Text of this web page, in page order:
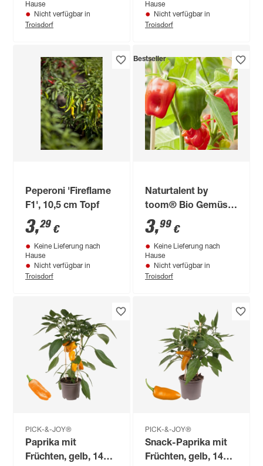
Hause
Nicht verfügbar in
Troisdorf
Hause
Nicht verfügbar in
Troisdorf
Peperoni 'Fireflame
F1', 10,5 cm Topf
3,29 €
Keine Lieferung nach
Hause
Nicht verfügbar in
Troisdorf
Bestseller
Naturtalent by
toom® Bio Gemüse
verschiedene Sorten
10,5 cm Topf
3,99 €
Keine Lieferung nach
Hause
Nicht verfügbar in
Troisdorf
PICK-&-JOY®
Paprika mit
Früchten, gelb, 14
PICK-&-JOY®
Snack-Paprika mit
Früchten, gelb, 14